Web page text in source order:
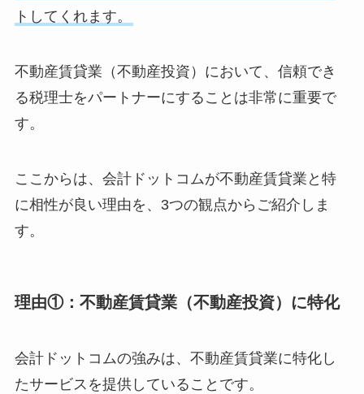
トしてくれます。
不動産賃貸業（不動産投資）において、信頼でき
る税理士をパートナーにすることは非常に重要で
す。
ここからは、会計ドットコムが不動産賃貸業と特
に相性が良い理由を、3つの観点からご紹介しま
す。
理由①：不動産賃貸業（不動産投資）に特化
会計ドットコムの強みは、不動産賃貸業に特化し
たサービスを提供していることです。